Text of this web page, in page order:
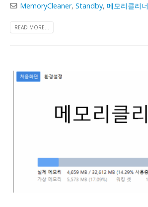
MemoryCleaner,Standby,메모리클리너
READ MORE...